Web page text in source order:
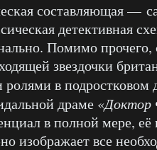
составляющая —
детективная
Помимо прочего,
звездочки
ролями в подростковом
драме «Доктор
в полной мере,
изображает все